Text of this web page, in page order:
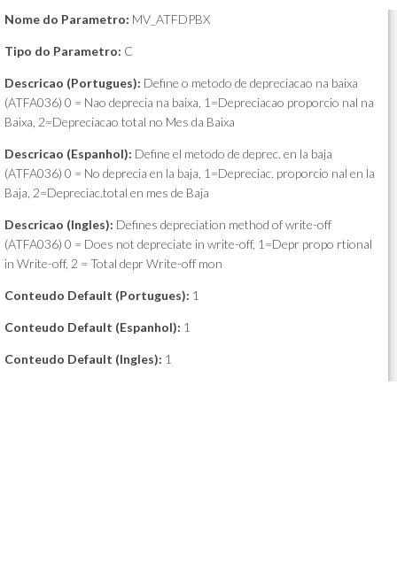
Nome do Parametro: MV_ATFDPBX
Tipo do Parametro: C
Descricao (Portugues): Define o metodo de depreciacao na baixa
(ATFA036) 0 = Nao deprecia na baixa, 1=Depreciacao proporcio nal na
Baixa, 2=Depreciacao total no Mes da Baixa
Descricao (Espanhol): Define el metodo de deprec. en la baja
(ATFA036) 0 = No deprecia en la baja, 1=Depreciac. proporcio nal en la
Baja, 2=Depreciac.total en mes de Baja
Descricao (Ingles): Defines depreciation method of write-off
(ATFA036) 0 = Does not depreciate in write-off, 1=Depr propo rtional
in Write-off, 2 = Total depr Write-off mon
Conteudo Default (Portugues): 1
Conteudo Default (Espanhol): 1
Conteudo Default (Ingles): 1